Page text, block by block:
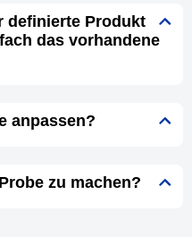
definierte Produkt
das vorhandene
anpassen?
zu machen?